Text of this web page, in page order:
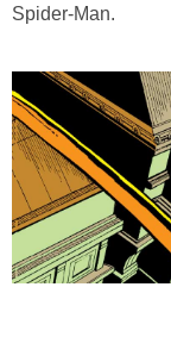
Spider-Man.